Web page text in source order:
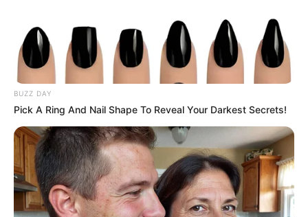
BUZZ DAY
Pick A Ring And Nail Shape To Reveal Your Darkest Secrets!